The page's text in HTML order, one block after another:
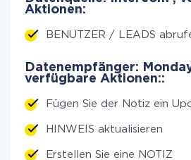
Aktionen:
BENUTZER / LEADS
Datenempfänger:
verfügbare Aktionen::
Fügen Sie der Notiz ein
HINWEIS aktualisieren
Erstellen Sie eine NOTIZ